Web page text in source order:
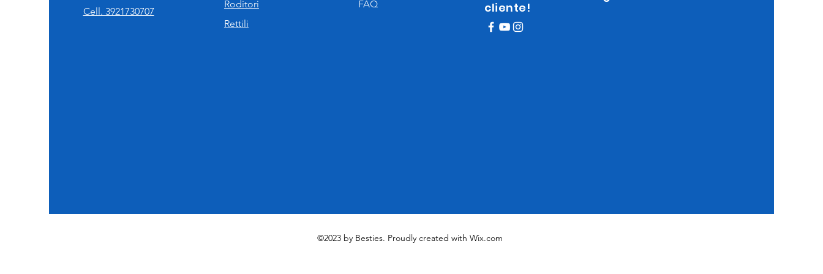
Cell. 3921730707
Roditori
Rettili
FAQ
cliente!
©2023 by Besties. Proudly created with Wix.com